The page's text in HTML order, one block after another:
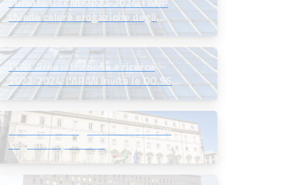
chiede celere erogazione degli
arretrati
CCNL Area istruzione e ricerca
2022-2024: l’ARAN invita le OO.SS.
alla firma definitiva
Assunzioni dirigenti scolastici: un
segnale importante